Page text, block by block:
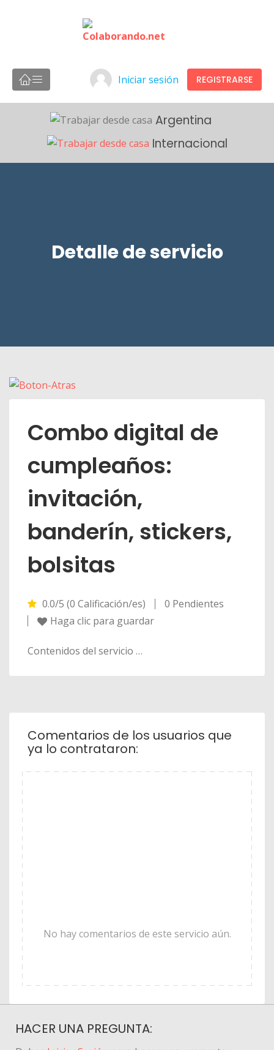
Iniciar sesión REGISTRARSE
Argentina
Internacional
Detalle de servicio
Combo digital de
cumpleaños:
invitación,
banderín, stickers,
bolsitas
0.0/5 (0 Calificación/es)
0 Pendientes
Haga clic para guardar
Contenidos del servicio …
Comentarios de los usuarios que
ya lo contrataron:
No hay comentarios de este servicio aún.
HACER UNA PREGUNTA: